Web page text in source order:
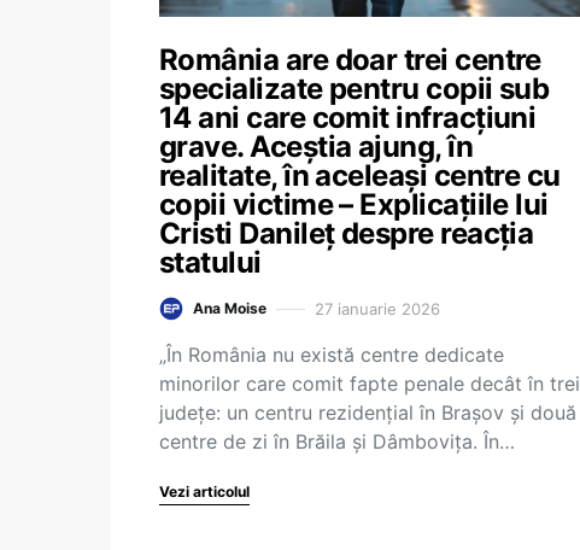
România are doar trei centre
specializate pentru copii sub
14 ani care comit infracțiuni
grave. Aceștia ajung, în
realitate, în aceleași centre cu
copii victime – Explicațiile lui
Cristi Danileț despre reacția
statului
Ana Moise 27 ianuarie 2026
„În România nu există centre dedicate
minorilor care comit fapte penale decât în trei
județe: un centru rezidențial în Brașov și două
centre de zi în Brăila și Dâmbovița. În…
Vezi articolul